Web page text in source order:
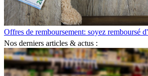
Offres de remboursement: soyez remboursé
Nos derniers articles & actus :